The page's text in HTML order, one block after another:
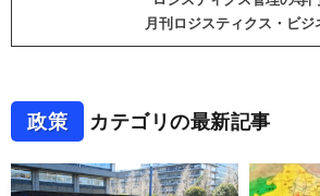
月刊ロジスティクス・ビジ
政策 カテゴリの最新記事